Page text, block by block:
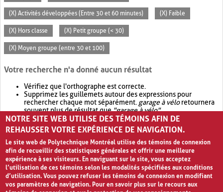
(X) Activités développées (Entre 30 et 60 minutes) (X) Faible
(X) Hors classe (X) Petit groupe (< 30)
(X) Moyen groupe (entre 30 et 100)
Votre recherche n'a donné aucun résultat
Vérifiez que l'orthographe est correcte.
Supprimez les guillemets autour des expressions pour
rechercher chaque mot séparément. garage à véloretournera
souvent plus de résultat que"garage à vélo".
Envisagez d'élargir votre recherche avec OR.garage OR vélo
retournera souvent plus de résultat quegarage à vélo
NOTRE SITE WEB UTILISE DES TÉMOINS AFIN DE
REHAUSSER VOTRE EXPÉRIENCE DE NAVIGATION.
Le site web de Polytechnique Montréal utilise des témoins de connexion
afin de recueillir des statistiques générales et offrir une meilleure
expérience à ses visiteurs. En naviguant sur le site, vous acceptez
l’utilisation de ces témoins selon les modalités spécifiées aux conditions
d’utilisation. Vous pouvez refuser les témoins de connexion en modifiant
vos paramètres de navigation. Pour en savoir plus sur le recours aux